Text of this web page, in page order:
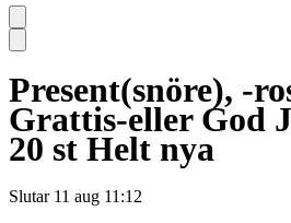
Present(snöre), -
Grattis-eller God
20 st Helt nya
Slutar 11 aug 11:12